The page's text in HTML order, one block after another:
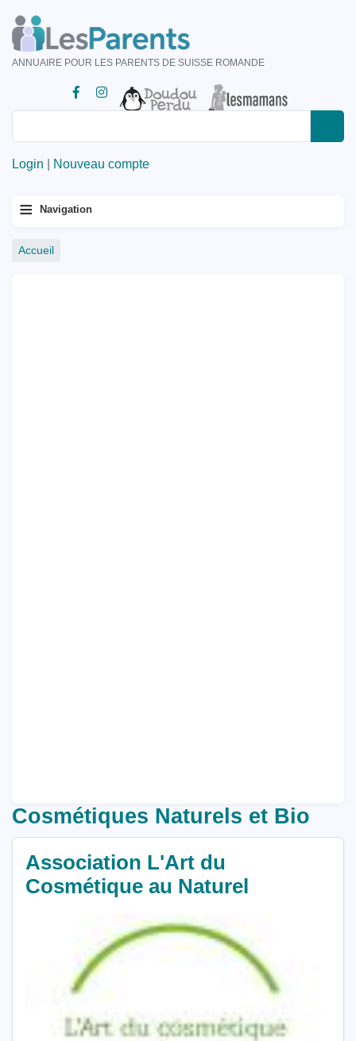
au
contenu
principal
ANNUAIRE POUR LES PARENTS DE SUISSE ROMANDE
Login Nouveau compte
Menu
≡ Navigation
Fil
Accueil
Cosmétiques Naturels et Bio
Association L'Art du
Cosmétique au Naturel